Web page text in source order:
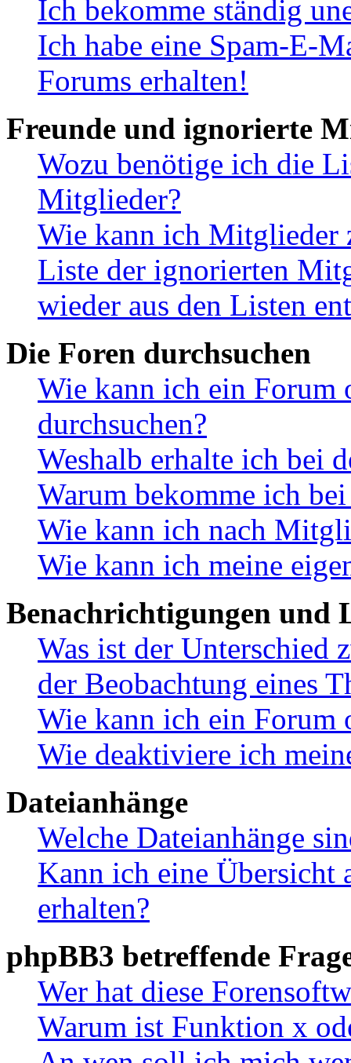
Ich bekomme ständig
Ich habe eine Spam-E-
Forums erhalten!
Freunde und ignorierte
Wozu benötige ich die
Mitglieder?
Wie kann ich Mitglieder
Liste der ignorierten
wieder aus den Listen
Die Foren durchsuchen
Wie kann ich ein Forum
durchsuchen?
Weshalb erhalte ich bei
Warum bekomme ich
Wie kann ich nach
Wie kann ich meine
Benachrichtigungen und
Was ist der Unterschied
der Beobachtung eines
Wie kann ich ein Forum
Wie deaktiviere ich
Dateianhänge
Welche Dateianhänge
Kann ich eine Übersicht
erhalten?
phpBB3 betreffende
Wer hat diese
Warum ist Funktion x